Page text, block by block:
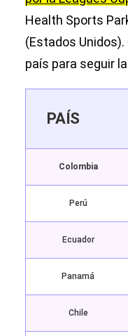
Health Sports
(Estados
país para seguir
PAÍS
Colombia
Perú
Ecuador
Panamá
Chile